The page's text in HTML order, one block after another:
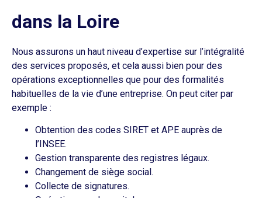
dans la Loire
Nous assurons un haut niveau d’expertise sur l’intégralité
des services proposés, et cela aussi bien pour des
opérations exceptionnelles que pour des formalités
habituelles de la vie d’une entreprise. On peut citer par
exemple :
Obtention des codes SIRET et APE auprès de
l’INSEE.
Gestion transparente des registres légaux.
Changement de siège social.
Collecte de signatures.